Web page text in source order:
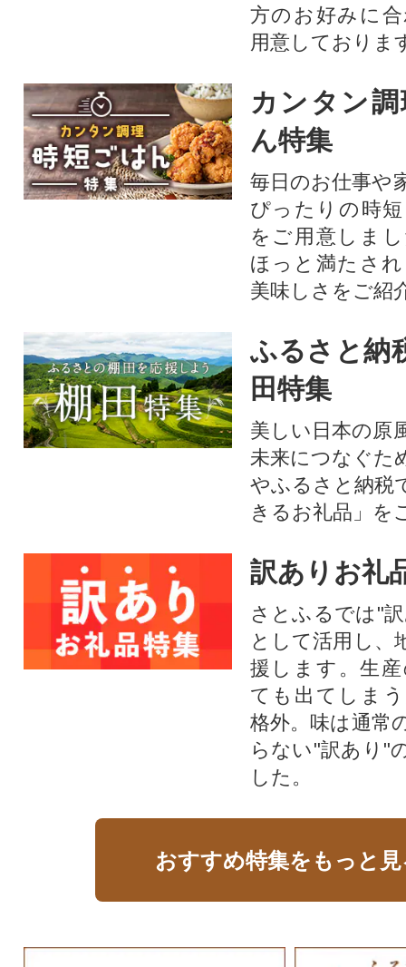
方のお好みに
用意しておりま
カンタン
ん特集
毎日のお仕事や
ぴったりの時
をご用意しま
ほっと満たさ
美味しさをご紹
ふるさと納
田特集
美しい日本の原
未来につなぐた
やふるさと納税
きるお礼品」を
訳ありお礼
さとふるでは"
として活用し、
援します。⽣
ても出てしま
格外。味は通常
らない"訳あり"
した。
おすすめ特集をもっと